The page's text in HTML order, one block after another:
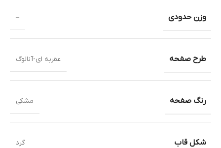
وزن حدودی –
طرح صفحه عقربه ای-آنالوگ
رنگ صفحه مشکی
شکل قاب گرد